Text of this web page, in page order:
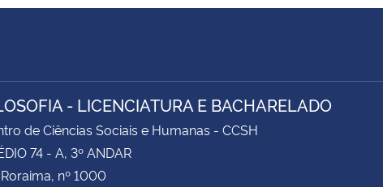
- LICENCIATURA E BACHARELADO
de Ciências Sociais e Humanas - CCSH
74 - A, 3º ANDAR
nº 1000